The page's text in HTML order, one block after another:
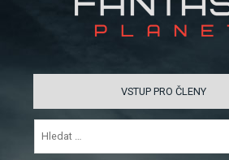
VSTUP PRO ČLENY